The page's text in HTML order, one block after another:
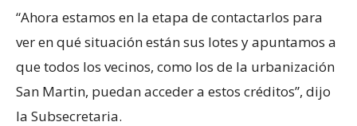
“Ahora estamos en la etapa de contactarlos para
ver en qué situación están sus lotes y apuntamos a
que todos los vecinos, como los de la urbanización
San Martin, puedan acceder a estos créditos”, dijo
la Subsecretaria.